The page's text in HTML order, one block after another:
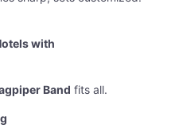
with
Band fits all.